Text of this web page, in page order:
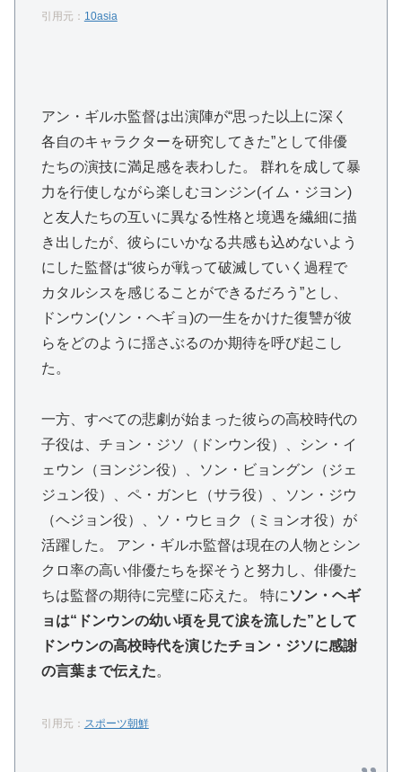
引用元： 10asia
アン・ギルホ監督は出演陣が“思った以上に深く
各自のキャラクターを研究してきた”として俳優
たちの演技に満足感を表わした。 群れを成して暴
力を行使しながら楽しむヨンジン(イム・ジヨン)
と友人たちの互いに異なる性格と境遇を繊細に描
き出したが、彼らにいかなる共感も込めないよう
にした監督は“彼らが戦って破滅していく過程で
カタルシスを感じることができるだろう”とし、
ドンウン(ソン・ヘギョ)の一生をかけた復讐が彼
らをどのように揺さぶるのか期待を呼び起こし
た。
一方、すべての悲劇が始まった彼らの高校時代の
子役は、チョン・ジソ（ドンウン役）、シン・イ
ェウン（ヨンジン役）、ソン・ビョングン（ジェ
ジュン役）、ペ・ガンヒ（サラ役）、ソン・ジウ
（ヘジョン役）、ソ・ウヒョク（ミョンオ役）が
活躍した。 アン・ギルホ監督は現在の人物とシン
クロ率の高い俳優たちを探そうと努力し、俳優た
ちは監督の期待に完璧に応えた。 特に ソン・ヘギ
ョは“ドンウンの幼い頃を見て涙を流した”として
ドンウンの高校時代を演じたチョン・ジソに感謝
の言葉まで伝えた。
引用元： スポーツ朝鮮